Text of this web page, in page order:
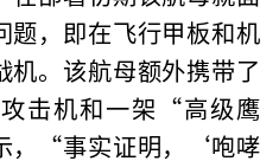
，即在飞行甲板和机
机。该航母额外携带了
击机和一架“高级鹰
，“事实证明，‘咆哮